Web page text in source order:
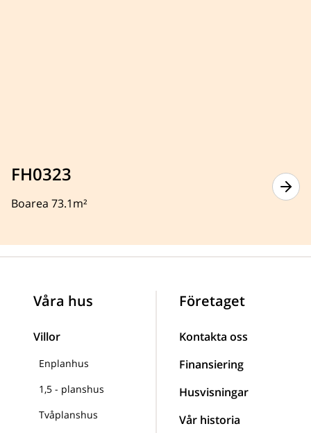
FH0323
Boarea 73.1m²
Våra hus
Villor
Enplanhus
1,5 - planshus
Tvåplanshus
Företaget
Kontakta oss
Finansiering
Husvisningar
Vår historia